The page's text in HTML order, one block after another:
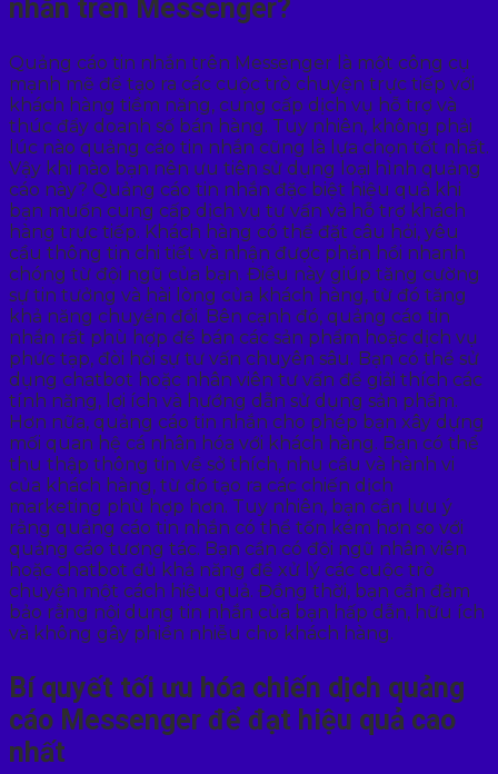
nhắn trên Messenger?
Quảng cáo tin nhắn trên Messenger là một công cụ
mạnh mẽ để tạo ra các cuộc trò chuyện trực tiếp với
khách hàng tiềm năng, cung cấp dịch vụ hỗ trợ và
thúc đẩy doanh số bán hàng. Tuy nhiên, không phải
lúc nào quảng cáo tin nhắn cũng là lựa chọn tốt nhất.
Vậy khi nào bạn nên ưu tiên sử dụng loại hình quảng
cáo này? Quảng cáo tin nhắn đặc biệt hiệu quả khi
bạn muốn cung cấp dịch vụ tư vấn và hỗ trợ khách
hàng trực tiếp. Khách hàng có thể đặt câu hỏi, yêu
cầu thông tin chi tiết và nhận được phản hồi nhanh
chóng từ đội ngũ của bạn. Điều này giúp tăng cường
sự tin tưởng và hài lòng của khách hàng, từ đó tăng
khả năng chuyển đổi. Bên cạnh đó, quảng cáo tin
nhắn rất phù hợp để bán các sản phẩm hoặc dịch vụ
phức tạp, đòi hỏi sự tư vấn chuyên sâu. Bạn có thể sử
dụng chatbot hoặc nhân viên tư vấn để giải thích các
tính năng, lợi ích và hướng dẫn sử dụng sản phẩm.
Hơn nữa, quảng cáo tin nhắn cho phép bạn xây dựng
mối quan hệ cá nhân hóa với khách hàng. Bạn có thể
thu thập thông tin về sở thích, nhu cầu và hành vi
của khách hàng, từ đó tạo ra các chiến dịch
marketing phù hợp hơn. Tuy nhiên, bạn cần lưu ý
rằng quảng cáo tin nhắn có thể tốn kém hơn so với
quảng cáo tương tác. Bạn cần có đội ngũ nhân viên
hoặc chatbot đủ khả năng để xử lý các cuộc trò
chuyện một cách hiệu quả. Đồng thời, bạn cần đảm
bảo rằng nội dung tin nhắn của bạn hấp dẫn, hữu ích
và không gây phiền nhiễu cho khách hàng.
Bí quyết tối ưu hóa chiến dịch quảng
cáo Messenger để đạt hiệu quả cao
nhất